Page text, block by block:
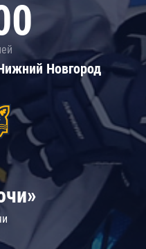
Новгород